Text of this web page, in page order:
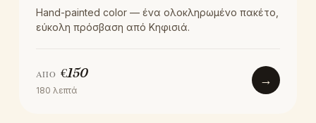
Hand-painted color — ένα ολοκληρωμένο πακέτο,
εύκολη πρόσβαση από Κηφισιά.
ΑΠΌ €150
180 λεπτά
→